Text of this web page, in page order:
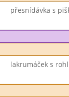
přesnídávka s
lakrumáček s